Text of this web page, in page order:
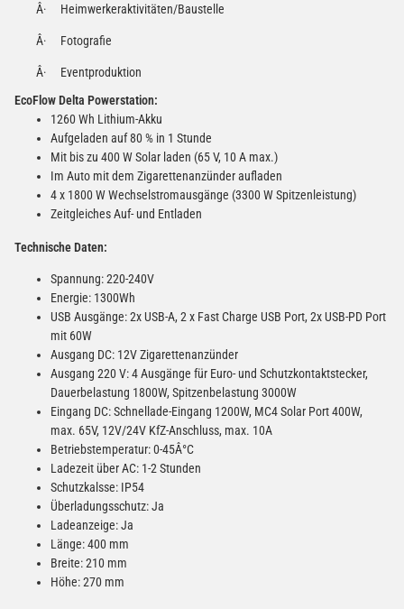
Â· Heimwerkeraktivitäten/Baustelle
Â· Fotografie
Â·
Eventproduktion
EcoFlow Delta Powerstation:
1260 Wh Lithium-Akku
Aufgeladen auf 80 % in 1 Stunde
Mit bis zu 400 W Solar laden (65 V, 10 A max.)
Im Auto mit dem Zigarettenanzünder aufladen
4 x 1800 W Wechselstromausgänge (3300 W Spitzenleistung)
Zeitgleiches Auf- und Entladen
Technische Daten:
Spannung: 220-240V
Energie: 1300Wh
USB Ausgänge: 2x USB-A, 2 x Fast Charge USB Port, 2x USB-PD Port
mit 60W
Ausgang DC: 12V Zigarettenanzünder
Ausgang 220 V: 4 Ausgänge für Euro- und Schutzkontaktstecker,
Dauerbelastung 1800W, Spitzenbelastung 3000W
Eingang DC: Schnellade-Eingang 1200W, MC4 Solar Port 400W,
max. 65V, 12V/24V KfZ-Anschluss, max. 10A
Betriebstemperatur: 0-45Â°C
Ladezeit über AC: 1-2 Stunden
Schutzkalsse: IP54
Überladungsschutz: Ja
Ladeanzeige: Ja
Länge: 400 mm
Breite: 210 mm
Höhe: 270 mm